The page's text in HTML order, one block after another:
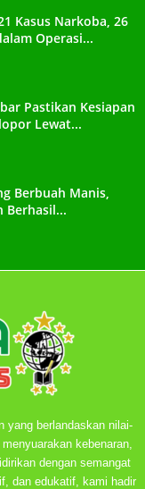
Kasus Narkoba, 26
Operasi...
Pastikan Kesiapan
Lewat...
Berbuah Manis,
Berhasil...
yang berlandaskan nilai-
kebenaran,
dengan semangat
dan edukatif, kami hadir